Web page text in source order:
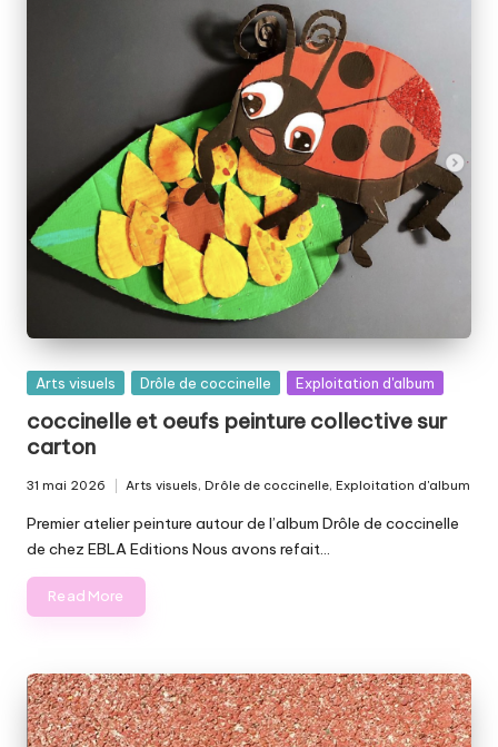
Posted
Arts visuels Drôle de coccinelle Exploitation d'album
coccinelle et oeufs peinture collective sur
carton
31 mai 2026
in
Arts visuels,Drôle de coccinelle,Exploitation d'album
Premier atelier peinture autour de l’album Drôle de coccinelle
de chez EBLA Editions Nous avons refait…
Read More